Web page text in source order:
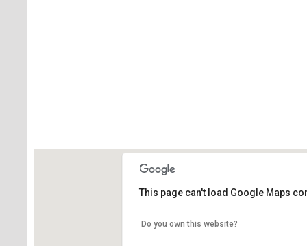
This page can't load Google Maps
Do you own this website?